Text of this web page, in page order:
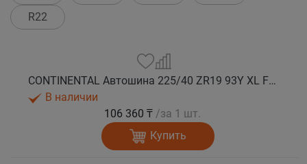
R22
CONTINENTAL Автошина 225/40 ZR19 93Y XL FR ContiSportContact 5P MO лето
В наличии
106 360 ₸ /за 1 шт.
Купить